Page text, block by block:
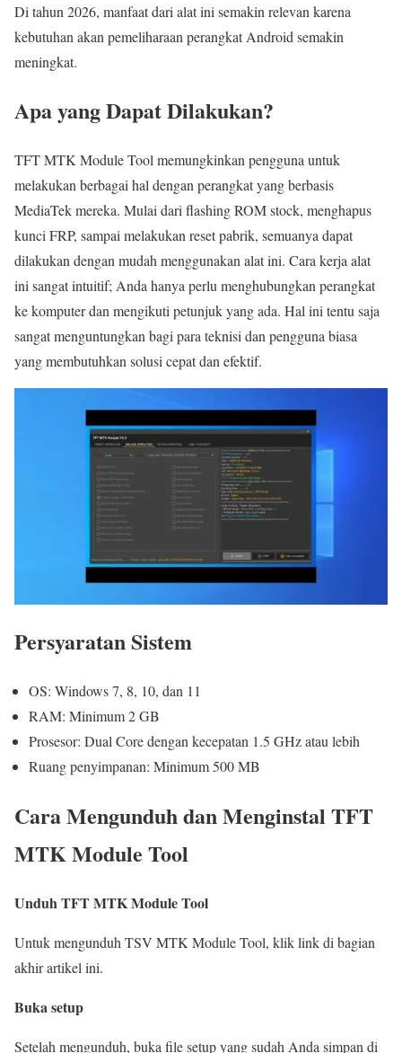
Di tahun 2026, manfaat dari alat ini semakin relevan karena
kebutuhan akan pemeliharaan perangkat Android semakin
meningkat.
Apa yang Dapat Dilakukan?
TFT MTK Module Tool memungkinkan pengguna untuk
melakukan berbagai hal dengan perangkat yang berbasis
MediaTek mereka. Mulai dari flashing ROM stock, menghapus
kunci FRP, sampai melakukan reset pabrik, semuanya dapat
dilakukan dengan mudah menggunakan alat ini. Cara kerja alat
ini sangat intuitif; Anda hanya perlu menghubungkan perangkat
ke komputer dan mengikuti petunjuk yang ada. Hal ini tentu saja
sangat menguntungkan bagi para teknisi dan pengguna biasa
yang membutuhkan solusi cepat dan efektif.
Persyaratan Sistem
OS: Windows 7, 8, 10, dan 11
RAM: Minimum 2 GB
Prosesor: Dual Core dengan kecepatan 1.5 GHz atau lebih
Ruang penyimpanan: Minimum 500 MB
Cara Mengunduh dan Menginstal TFT
MTK Module Tool
Unduh TFT MTK Module Tool
Untuk mengunduh TSV MTK Module Tool, klik link di bagian
akhir artikel ini.
Buka setup
Setelah mengunduh, buka file setup yang sudah Anda simpan di